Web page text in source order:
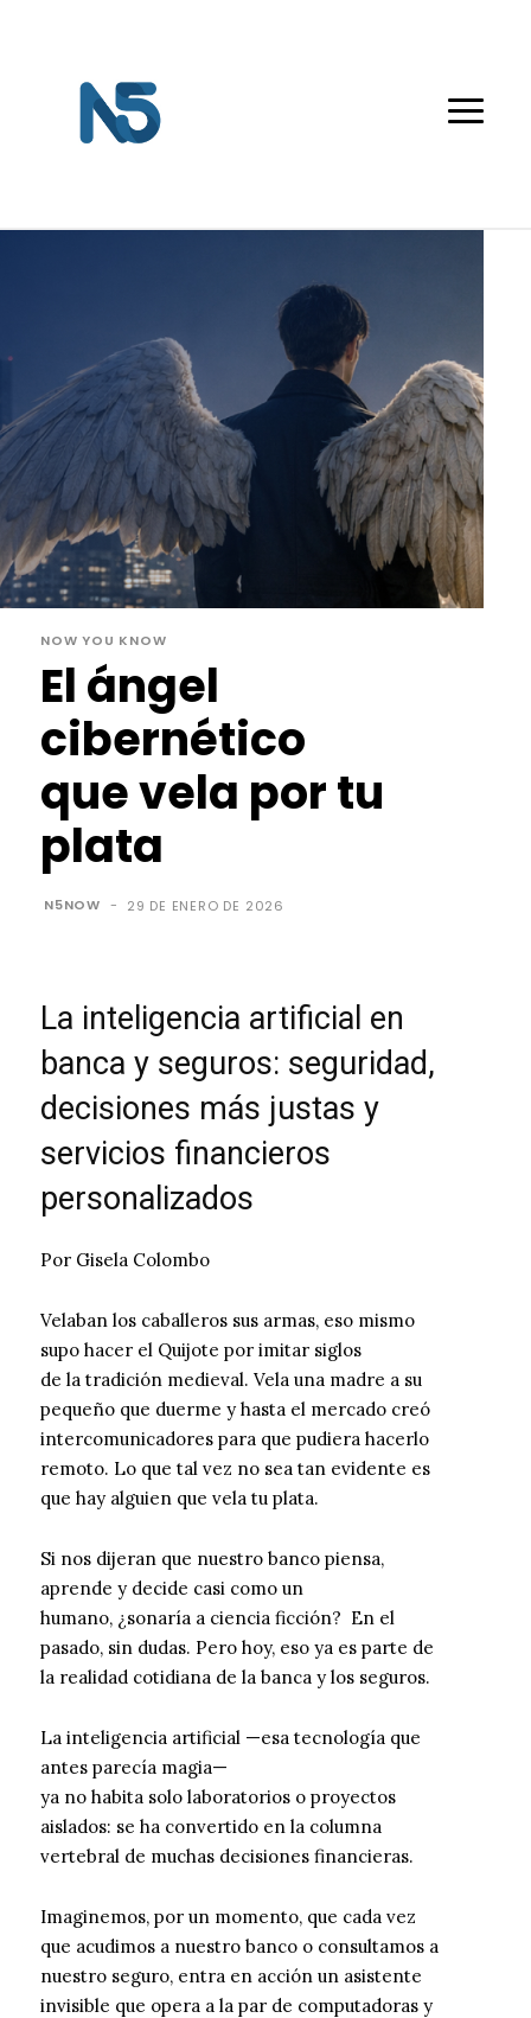
NOW YOU KNOW
El ángel
cibernético
que vela por tu
plata
N5NOW - 29 DE ENERO DE 2026
La inteligencia artificial en
banca y seguros: seguridad,
decisiones más justas y
servicios financieros
personalizados
Por Gisela Colombo
Velaban los caballeros sus armas, eso mismo
supo hacer el Quijote por imitar siglos
de la tradición medieval. Vela una madre a su
pequeño que duerme y hasta el mercado creó
intercomunicadores para que pudiera hacerlo
remoto. Lo que tal vez no sea tan evidente es
que hay alguien que vela tu plata.
Si nos dijeran que nuestro banco piensa,
aprende y decide casi como un
humano, ¿sonaría a ciencia ficción? En el
pasado, sin dudas. Pero hoy, eso ya es parte de
la realidad cotidiana de la banca y los seguros.
La inteligencia artificial —esa tecnología que
antes parecía magia—
ya no habita solo laboratorios o proyectos
aislados: se ha convertido en la columna
vertebral de muchas decisiones financieras.
Imaginemos, por un momento, que cada vez
que acudimos a nuestro banco o consultamos a
nuestro seguro, entra en acción un asistente
invisible que opera a la par de computadoras y